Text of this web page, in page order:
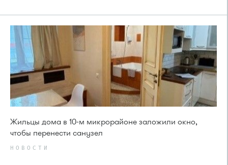
Жильцы дома в 10-м микрорайоне заложили окно,
чтобы перенести санузел
НОВОСТИ